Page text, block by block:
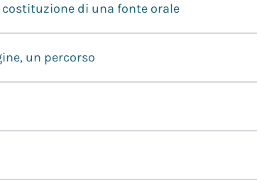
di una fonte orale
un percorso